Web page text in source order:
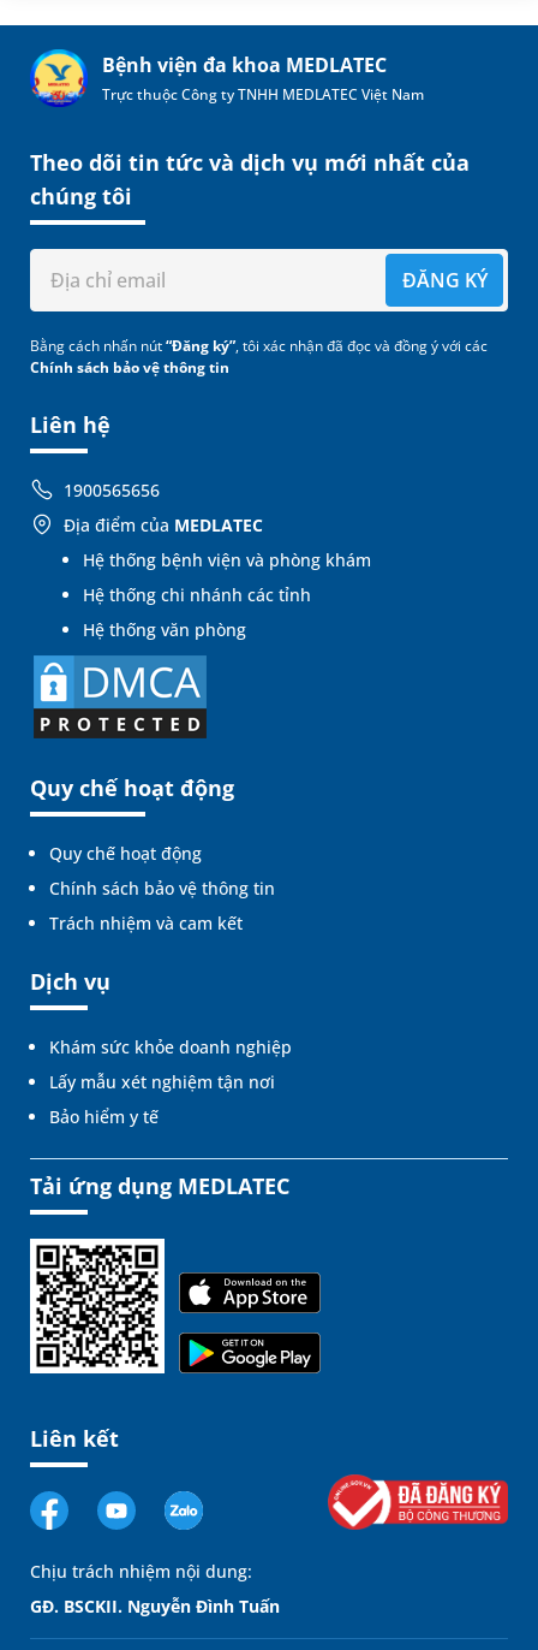
Bệnh viện đa khoa MEDLATEC
Trực thuộc Công ty TNHH MEDLATEC Việt Nam
Liên hệ
1900565656
Địa điểm của MEDLATEC
Hệ thống bệnh viện và phòng khám
Hệ thống chi nhánh các tỉnh
Hệ thống văn phòng
Quy chế hoạt động
Quy chế hoạt động
Chính sách bảo vệ thông tin
Trách nhiệm và cam kết
Dịch vụ
Khám sức khỏe doanh nghiệp
Lấy mẫu xét nghiệm tận nơi
Bảo hiểm y tế
Theo dõi tin tức và dịch vụ mới nhất của
chúng tôi
ĐĂNG KÝ
Bằng cách nhấn nút“Đăng ký”, tôi xác nhận đã đọc và đồng ý với các
Chính sách bảo vệ thông tin
Tải ứng dụng MEDLATEC
Liên kết
Chịu trách nhiệm nội dung:
GĐ. BSCKII. Nguyễn Đình Tuấn